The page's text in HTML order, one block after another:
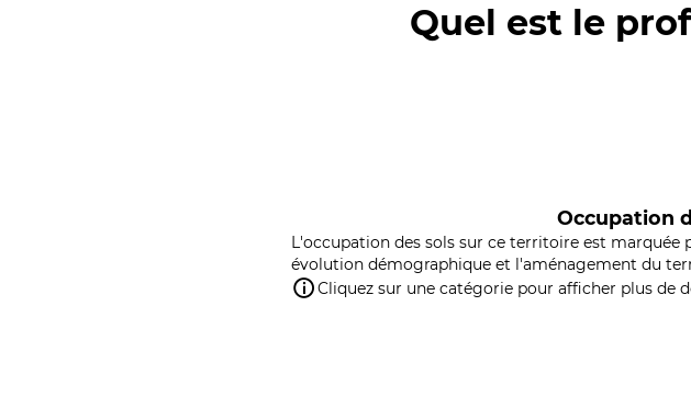
Quel est le
Occupation
L'occupation des sols sur ce territoire est marquée
évolution démographique et l'aménagement du
Cliquez sur une catégorie pour afficher plus de